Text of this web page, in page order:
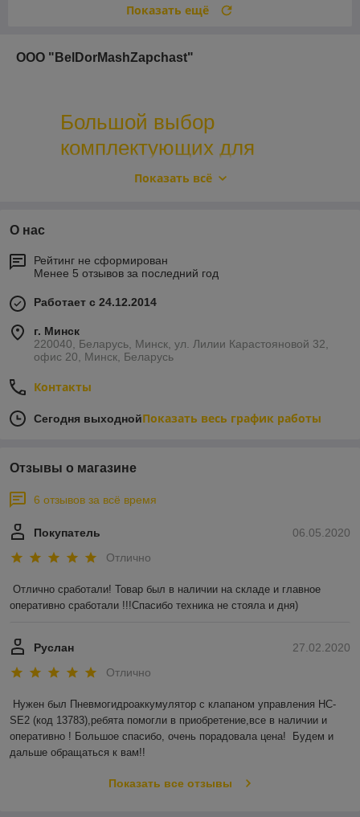
Показать ещё
ООО "BelDorMashZapchast"
Большой выбор
комплектующих для
спецтехники
Белдормашзапчасть предлагает ассортимент
комплектующих для различных моделей
спецтехники, таких как погрузчики, экскаваторы,
отличается высоким качеством и надежностью.
В каталог
Поставка по всей территории РБ. При
бесплатно.
от ведущих производителей Польши,
Италии, Германии и Сербии
комплектующих и запасных частей как к
импортной, так и к отечественной
дорожно-строительной и
сельскохозяйственной технике.
Приоритетным направлением компании
Показать всё
О нас
Рейтинг не сформирован
Менее 5 отзывов за последний год
Работает с 24.12.2014
г. Минск
220040, Беларусь, Минск, ул. Лилии Карастояновой 32,
офис 20, Минск, Беларусь
Контакты
Сегодня выходнойПоказать весь график работы
Отзывы о магазине
6 отзывов за всё время
06.05.2020
Покупатель
Отлично
Отлично сработали! Товар был в наличии на складе и главное
оперативно сработали !!!Спасибо техника не стояла и дня)
27.02.2020
Руслан
Отлично
Нужен был Пневмогидроаккумулятор с клапаном управления HC-
SE2 (код 13783),ребята помогли в приобретение,все в наличии и
оперативно ! Большое спасибо, очень порадовала цена!  Будем и
дальше обращаться к вам!!
Показать все отзывы